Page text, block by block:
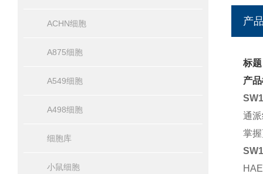
ACHN细胞
A875细胞
A549细胞
A498细胞
细胞库
小鼠细胞
产
标
产
通
掌